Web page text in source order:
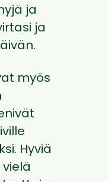
ja
ja
myös
Hyviä